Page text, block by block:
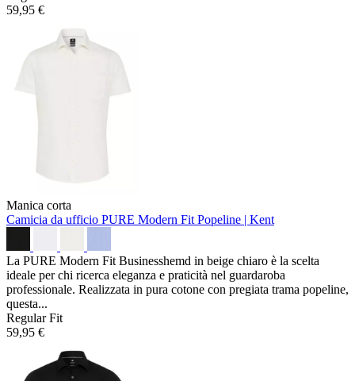
59,95 €
Manica corta
Camicia da ufficio PURE Modern Fit Popeline | Kent
La PURE Modern Fit Businesshemd in beige chiaro è la scelta
ideale per chi ricerca eleganza e praticità nel guardaroba
professionale. Realizzata in pura cotone con pregiata trama popeline,
questa...
Regular Fit
59,95 €